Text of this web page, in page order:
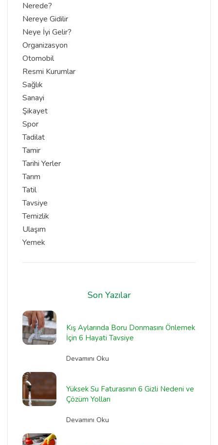
Nerede?
Nereye Gidilir
Neye İyi Gelir?
Organizasyon
Otomobil
Resmi Kurumlar
Sağlık
Sanayi
Şikayet
Spor
Tadilat
Tamir
Tarihi Yerler
Tarım
Tatil
Tavsiye
Temizlik
Ulaşım
Yemek
Son Yazılar
Kış Aylarında Boru Donmasını Önlemek
İçin 6 Hayati Tavsiye
Devamını Oku
Yüksek Su Faturasının 6 Gizli Nedeni ve
Çözüm Yolları
Devamını Oku